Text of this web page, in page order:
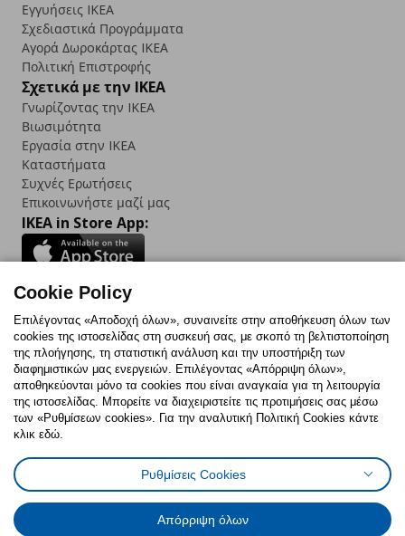
Εγγυήσεις IKEA
Σχεδιαστικά Προγράμματα
Αγορά Δωρoκάρτας IKEA
Πολιτική Επιστροφής
Σχετικά με την IKEA
Γνωρίζοντας την IKEA
Βιωσιμότητα
Εργασία στην IKEA
Καταστήματα
Συχνές Ερωτήσεις
Επικοινωνήστε μαζί μας
IKEA in Store App:
Follow us:
FacebookInstagram
TikTokYoutubePinterestTwitter
Πολιτική CookiesΔήλωση ψηφιακής προσβασιμότητας
Ρυθμίσεις cookiesΌροι Χρήσης
Γενική Πολιτική Προσωπικών Δεδομένων
Πολιτική Προσωπικών Δεδομένων για ΙΚΕΑ.gr
Cookie Policy
Επιλέγοντας «Αποδοχή όλων», συναινείτε στην αποθήκευση όλων των
cookies της ιστοσελίδας στη συσκευή σας, με σκοπό τη βελτιστοποίηση
της πλοήγησης, τη στατιστική ανάλυση και την υποστήριξη των
διαφημιστικών μας ενεργειών. Επιλέγοντας «Απόρριψη όλων»,
αποθηκεύονται μόνο τα cookies που είναι αναγκαία για τη λειτουργία
της ιστοσελίδας. Μπορείτε να διαχειριστείτε τις προτιμήσεις σας μέσω
των «Ρυθμίσεων cookies». Για την αναλυτική Πολιτική Cookies κάντε
κλικ εδώ.
Ρυθμίσεις Cookies
Απόρριψη όλων